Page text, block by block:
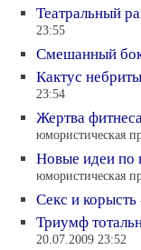
Театральный
23:55
Смешанный
Кактус
23:54
Жертва
юмористическая
Новые идеи по
юмористическая
Секс и корысть
Триумф
20.07.2009 23:52